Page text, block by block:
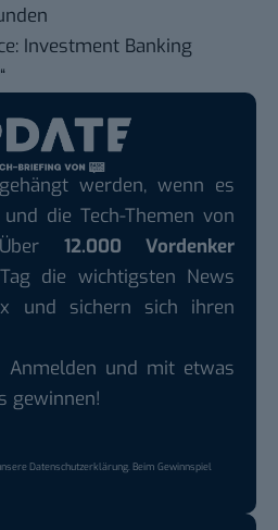
Investment Banking
werden, wenn es
die Tech-Themen von
12.000 Vordenker
die wichtigsten News
und sichern sich ihren
Anmelden und mit etwas
gewinnen!
Datenschutzerklärung. Beim Gewinnspiel